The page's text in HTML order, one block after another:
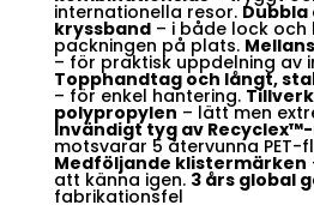
internationella resor.
kryssband– i både lock
packningen på plats.
– för praktisk uppdelning av
Topphandtag och långt,
– för enkel hantering.
polypropylen – lätt men
Invändigt tyg av
motsvarar 5 återvunna PET-
Medföljande klistermärken
att känna igen. 3 års global
fabrikationsfel